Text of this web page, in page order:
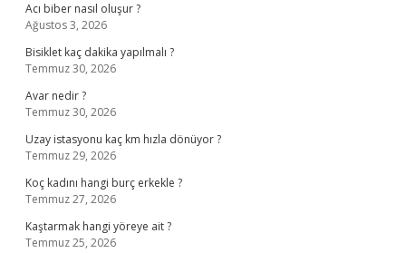
Acı biber nasıl oluşur ?
Ağustos 3, 2026
Bisiklet kaç dakika yapılmalı ?
Temmuz 30, 2026
Avar nedir ?
Temmuz 30, 2026
Uzay istasyonu kaç km hızla dönüyor ?
Temmuz 29, 2026
Koç kadını hangi burç erkekle ?
Temmuz 27, 2026
Kaştarmak hangi yöreye ait ?
Temmuz 25, 2026